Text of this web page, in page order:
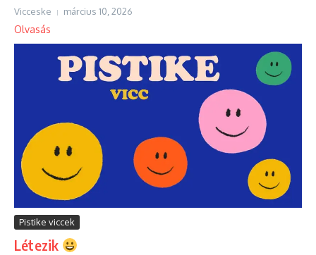
Vicceske március 10, 2026
Olvasás
Pistike viccek
Létezik